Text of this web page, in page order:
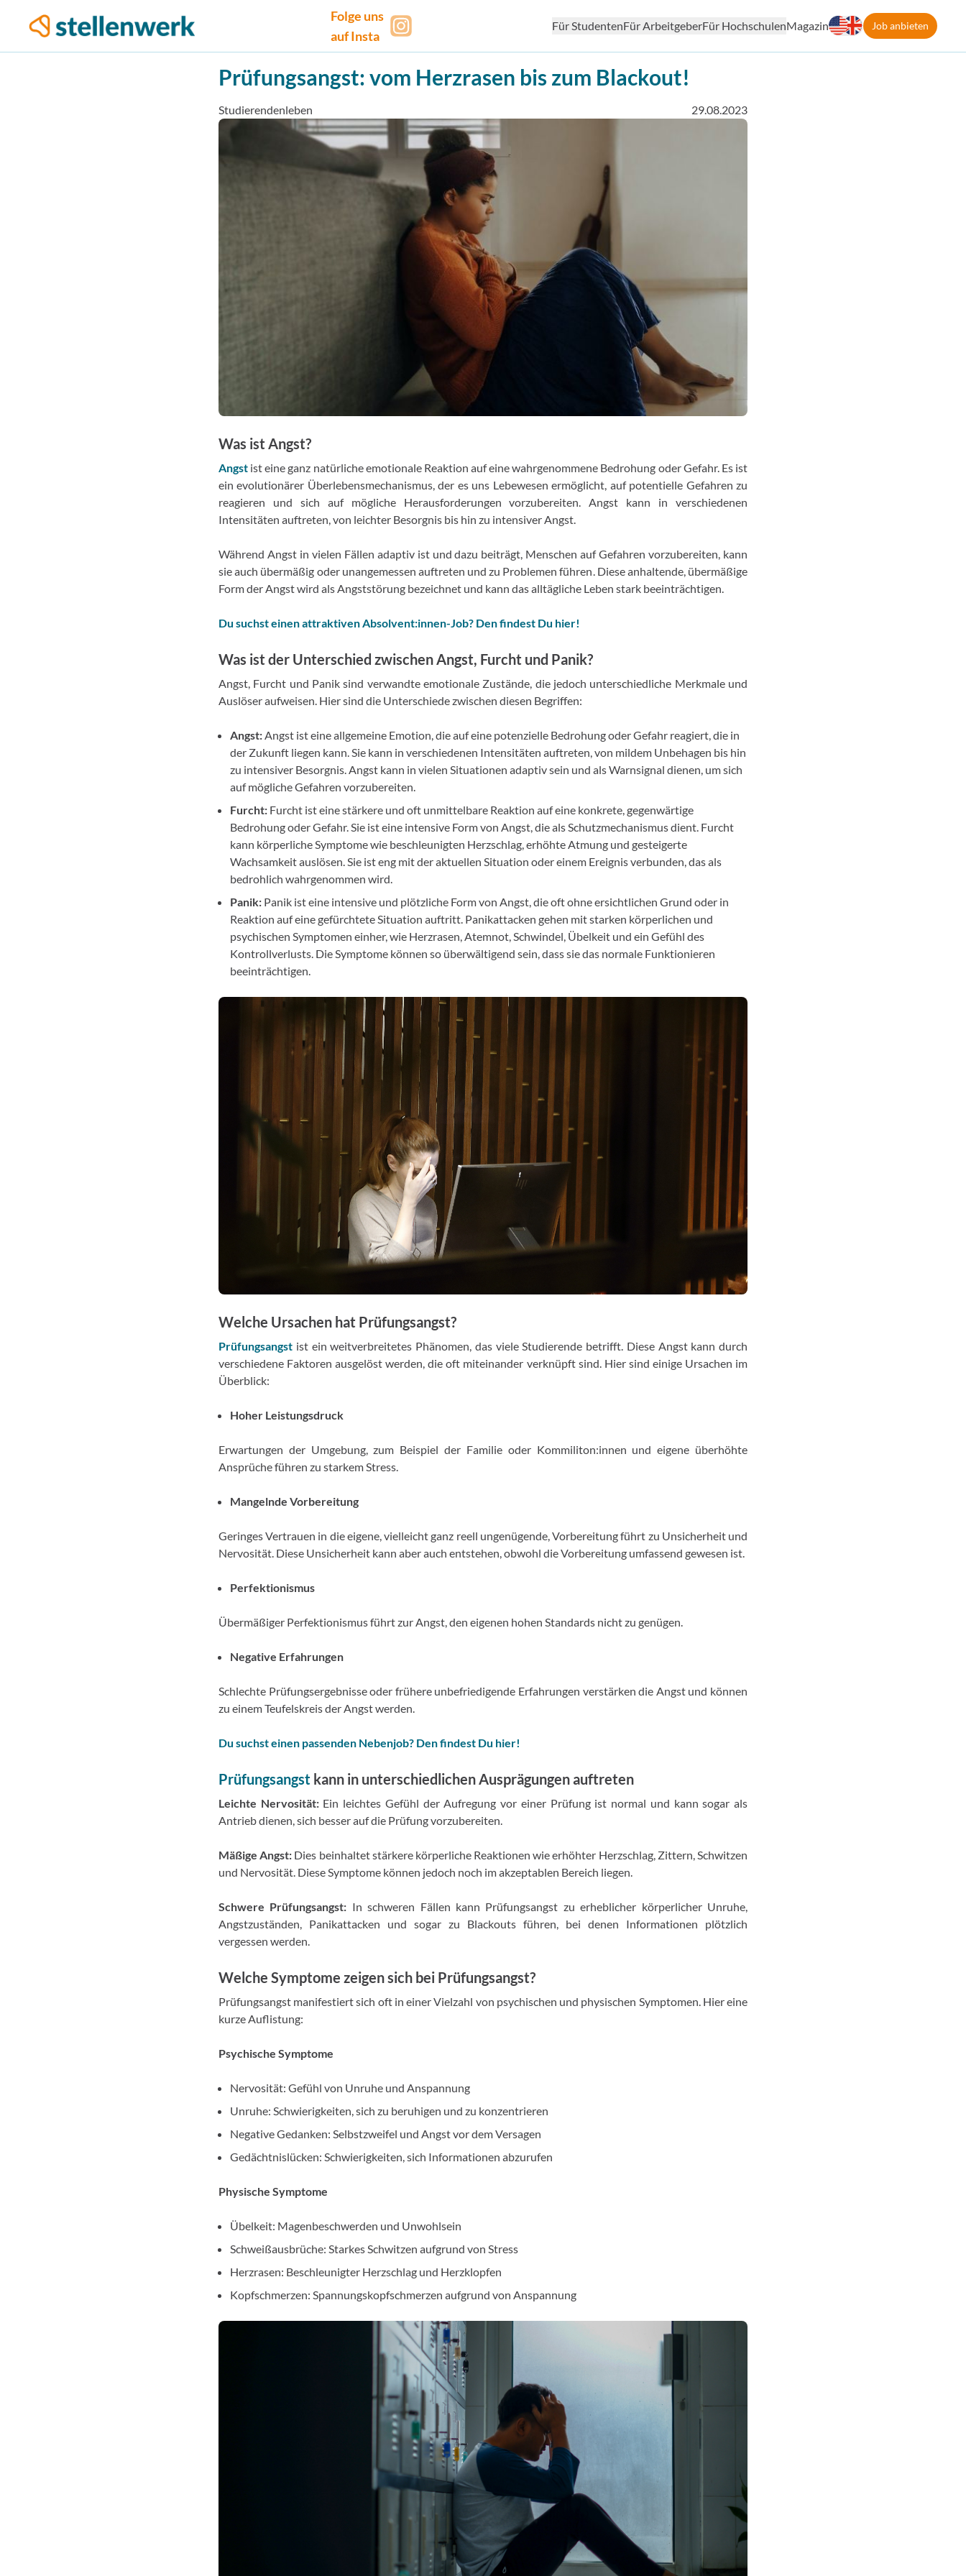
Folge uns
auf Insta
Für StudentenFür ArbeitgeberFür HochschulenMagazin Job anbieten
Prüfungsangst: vom Herzrasen bis zum Blackout!
Studierendenleben 29.08.2023
Was ist Angst?
Angst ist eine ganz natürliche emotionale Reaktion auf eine wahrgenommene Bedrohung oder Gefahr. Es ist
ein evolutionärer Überlebensmechanismus, der es uns Lebewesen ermöglicht, auf potentielle Gefahren zu
reagieren und sich auf mögliche Herausforderungen vorzubereiten. Angst kann in verschiedenen
Intensitäten auftreten, von leichter Besorgnis bis hin zu intensiver Angst.
Während Angst in vielen Fällen adaptiv ist und dazu beiträgt, Menschen auf Gefahren vorzubereiten, kann
sie auch übermäßig oder unangemessen auftreten und zu Problemen führen. Diese anhaltende, übermäßige
Form der Angst wird als Angststörung bezeichnet und kann das alltägliche Leben stark beeinträchtigen.
Du suchst einen attraktiven Absolvent:innen-Job? Den findest Du hier!
Was ist der Unterschied zwischen Angst, Furcht und Panik?
Angst, Furcht und Panik sind verwandte emotionale Zustände, die jedoch unterschiedliche Merkmale und
Auslöser aufweisen. Hier sind die Unterschiede zwischen diesen Begriffen:
Angst:Angst ist eine allgemeine Emotion, die auf eine potenzielle Bedrohung oder Gefahr reagiert, die in
der Zukunft liegen kann. Sie kann in verschiedenen Intensitäten auftreten, von mildem Unbehagen bis hin
zu intensiver Besorgnis. Angst kann in vielen Situationen adaptiv sein und als Warnsignal dienen, um sich
auf mögliche Gefahren vorzubereiten.
Furcht: Furcht ist eine stärkere und oft unmittelbare Reaktion auf eine konkrete, gegenwärtige
Bedrohung oder Gefahr. Sie ist eine intensive Form von Angst, die als Schutzmechanismus dient. Furcht
kann körperliche Symptome wie beschleunigten Herzschlag, erhöhte Atmung und gesteigerte
Wachsamkeit auslösen. Sie ist eng mit der aktuellen Situation oder einem Ereignis verbunden, das als
bedrohlich wahrgenommen wird.
Panik: Panik ist eine intensive und plötzliche Form von Angst, die oft ohne ersichtlichen Grund oder in
Reaktion auf eine gefürchtete Situation auftritt. Panikattacken gehen mit starken körperlichen und
psychischen Symptomen einher, wie Herzrasen, Atemnot, Schwindel, Übelkeit und ein Gefühl des
Kontrollverlusts. Die Symptome können so überwältigend sein, dass sie das normale Funktionieren
beeinträchtigen.
Welche Ursachen hat Prüfungsangst?
Prüfungsangst ist ein weitverbreitetes Phänomen, das viele Studierende betrifft. Diese Angst kann durch
verschiedene Faktoren ausgelöst werden, die oft miteinander verknüpft sind. Hier sind einige Ursachen im
Überblick:
Hoher Leistungsdruck
Erwartungen der Umgebung, zum Beispiel der Familie oder Kommiliton:innen und eigene überhöhte
Ansprüche führen zu starkem Stress.
Mangelnde Vorbereitung
Geringes Vertrauen in die eigene, vielleicht ganz reell ungenügende, Vorbereitung führt zu Unsicherheit und
Nervosität. Diese Unsicherheit kann aber auch entstehen, obwohl die Vorbereitung umfassend gewesen ist.
Perfektionismus
Übermäßiger Perfektionismus führt zur Angst, den eigenen hohen Standards nicht zu genügen.
Negative Erfahrungen
Schlechte Prüfungsergebnisse oder frühere unbefriedigende Erfahrungen verstärken die Angst und können
zu einem Teufelskreis der Angst werden.
Du suchst einen passenden Nebenjob? Den findest Du hier!
Prüfungsangst kann in unterschiedlichen Ausprägungen auftreten
Leichte Nervosität:Ein leichtes Gefühl der Aufregung vor einer Prüfung ist normal und kann sogar als
Antrieb dienen, sich besser auf die Prüfung vorzubereiten.
Mäßige Angst: Dies beinhaltet stärkere körperliche Reaktionen wie erhöhter Herzschlag, Zittern, Schwitzen
und Nervosität. Diese Symptome können jedoch noch im akzeptablen Bereich liegen.
Schwere Prüfungsangst: In schweren Fällen kann Prüfungsangst zu erheblicher körperlicher Unruhe,
Angstzuständen, Panikattacken und sogar zu Blackouts führen, bei denen Informationen plötzlich
vergessen werden.
Welche Symptome zeigen sich bei Prüfungsangst?
Prüfungsangst manifestiert sich oft in einer Vielzahl von psychischen und physischen Symptomen. Hier eine
kurze Auflistung:
Psychische Symptome
Nervosität: Gefühl von Unruhe und Anspannung
Unruhe: Schwierigkeiten, sich zu beruhigen und zu konzentrieren
Negative Gedanken: Selbstzweifel und Angst vor dem Versagen
Gedächtnislücken: Schwierigkeiten, sich Informationen abzurufen
Physische Symptome
Übelkeit: Magenbeschwerden und Unwohlsein
Schweißausbrüche: Starkes Schwitzen aufgrund von Stress
Herzrasen: Beschleunigter Herzschlag und Herzklopfen
Kopfschmerzen: Spannungskopfschmerzen aufgrund von Anspannung